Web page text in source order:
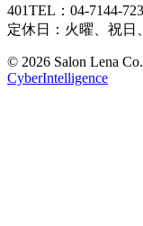
401TEL：04-7144-
定休日：火曜、祝日
© 2026 Salon Lena
CyberIntelligence